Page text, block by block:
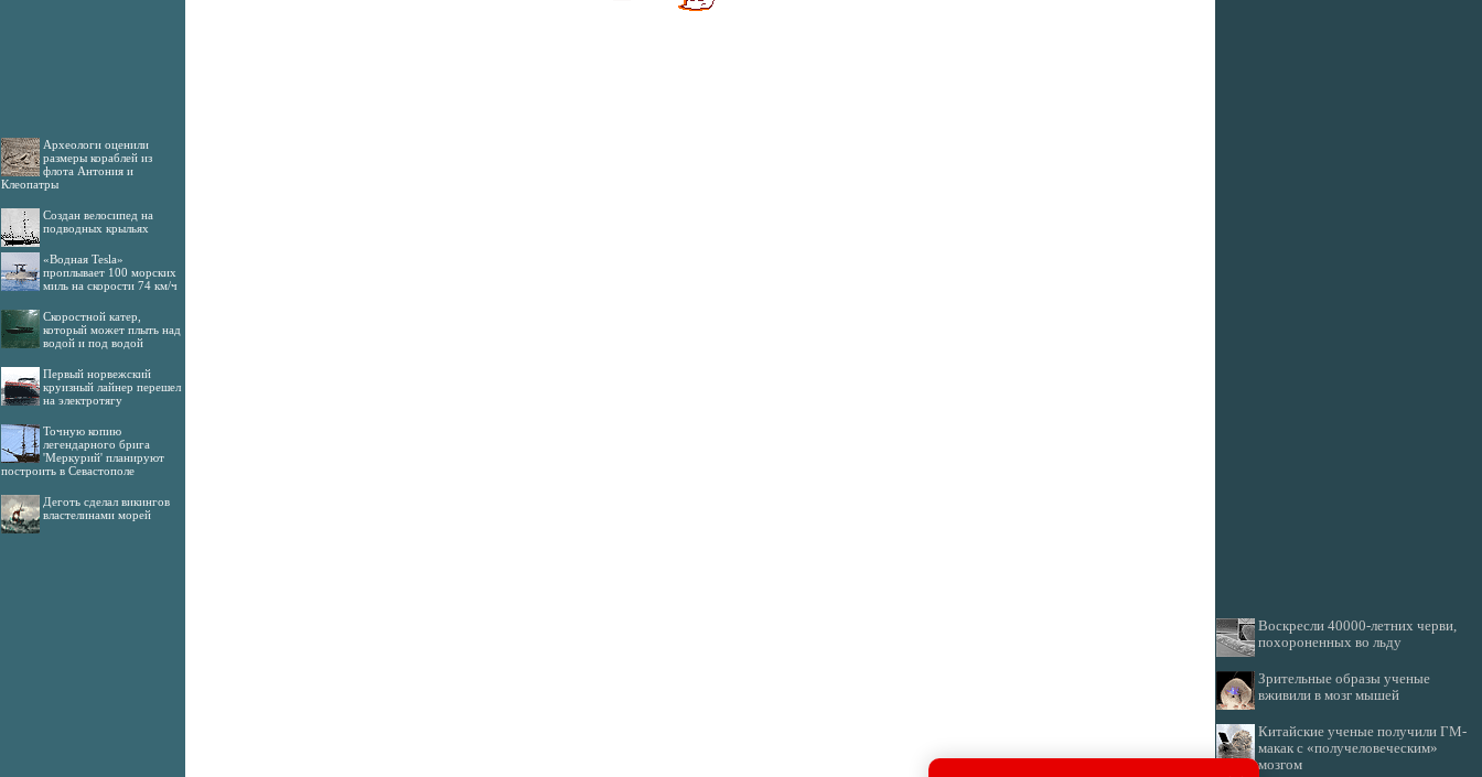
Археологи оценили
размеры кораблей из
флота Антония и
Клеопатры
Создан велосипед на
подводных крыльях
«Водная Tesla»
проплывает 100 морских
миль на скорости 74 км/ч
Скоростной катер,
который может плыть над
водой и под водой
Первый норвежский
круизный лайнер перешел
на электротягу
Точную копию
легендарного брига
'Меркурий' планируют
построить в Севастополе
Деготь сделал викингов
властелинами морей
Воскресли 40000-летних черви,
похороненных во льду
Зрительные образы ученые
вживили в мозг мышей
Китайские ученые получили ГМ-
макак с «получеловеческим»
мозгом